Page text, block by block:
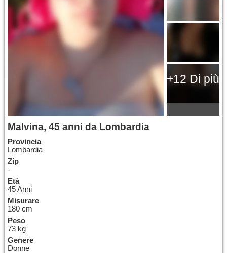
+12 Di più
Malvina, 45 anni da Lombardia
Provincia
Lombardia
Zip
-
Età
45 Anni
Misurare
180 cm
Peso
73 kg
Genere
Donne